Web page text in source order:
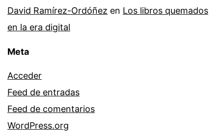
David Ramírez-Ordóñez en Los libros quemados
en la era digital
Meta
Acceder
Feed de entradas
Feed de comentarios
WordPress.org